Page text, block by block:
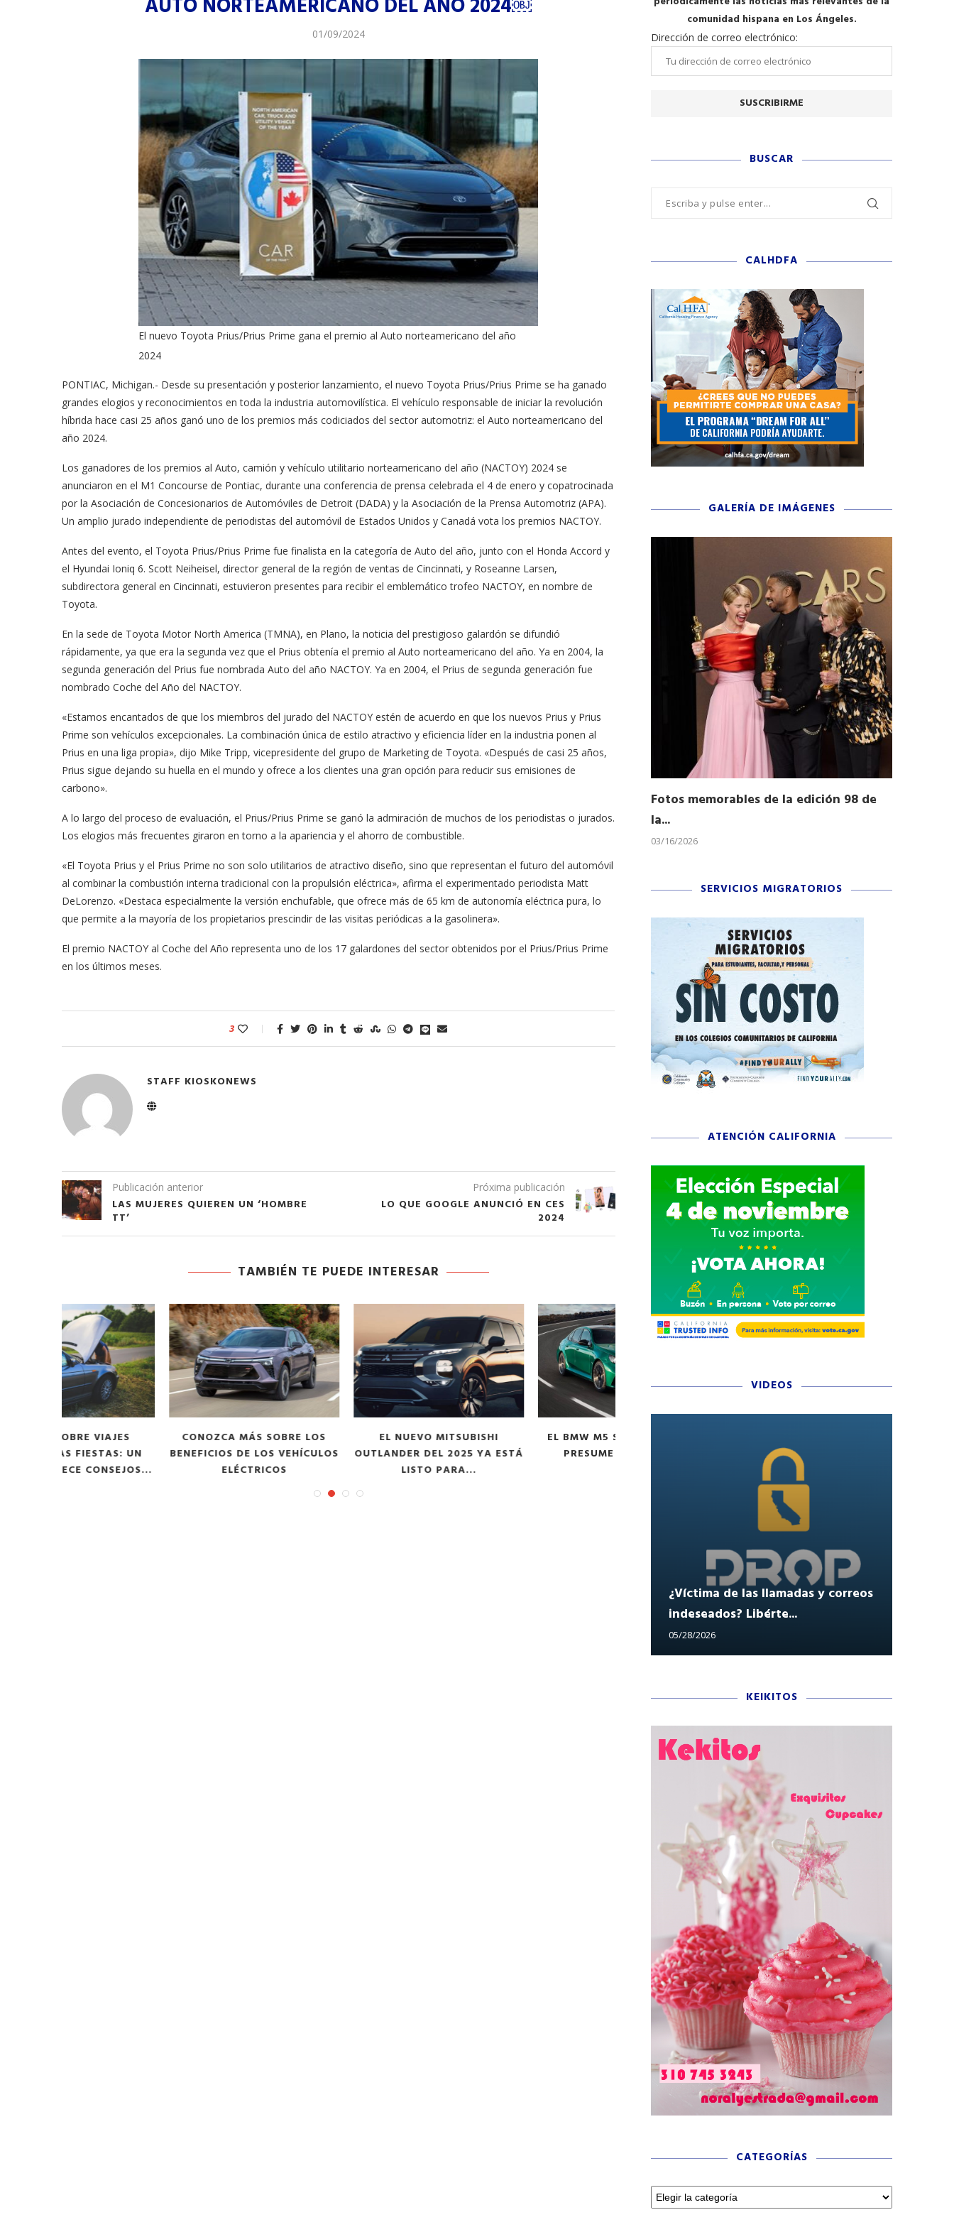
AUTO NORTEAMERICANO DEL AÑO 2024￼
01/09/2024
El nuevo Toyota Prius/Prius Prime gana el premio al Auto norteamericano del año
2024
PONTIAC, Michigan.- Desde su presentación y posterior lanzamiento, el nuevo Toyota Prius/Prius Prime se ha ganado
grandes elogios y reconocimientos en toda la industria automovilística. El vehículo responsable de iniciar la revolución
híbrida hace casi 25 años ganó uno de los premios más codiciados del sector automotriz: el Auto norteamericano del
año 2024.
Los ganadores de los premios al Auto, camión y vehículo utilitario norteamericano del año (NACTOY) 2024 se
anunciaron en el M1 Concourse de Pontiac, durante una conferencia de prensa celebrada el 4 de enero y copatrocinada
por la Asociación de Concesionarios de Automóviles de Detroit (DADA) y la Asociación de la Prensa Automotriz (APA).
Un amplio jurado independiente de periodistas del automóvil de Estados Unidos y Canadá vota los premios NACTOY.
Antes del evento, el Toyota Prius/Prius Prime fue finalista en la categoría de Auto del año, junto con el Honda Accord y
el Hyundai Ioniq 6. Scott Neiheisel, director general de la región de ventas de Cincinnati, y Roseanne Larsen,
subdirectora general en Cincinnati, estuvieron presentes para recibir el emblemático trofeo NACTOY, en nombre de
Toyota.
En la sede de Toyota Motor North America (TMNA), en Plano, la noticia del prestigioso galardón se difundió
rápidamente, ya que era la segunda vez que el Prius obtenía el premio al Auto norteamericano del año. Ya en 2004, la
segunda generación del Prius fue nombrada Auto del año NACTOY. Ya en 2004, el Prius de segunda generación fue
nombrado Coche del Año del NACTOY.
«Estamos encantados de que los miembros del jurado del NACTOY estén de acuerdo en que los nuevos Prius y Prius
Prime son vehículos excepcionales. La combinación única de estilo atractivo y eficiencia líder en la industria ponen al
Prius en una liga propia», dijo Mike Tripp, vicepresidente del grupo de Marketing de Toyota. «Después de casi 25 años,
Prius sigue dejando su huella en el mundo y ofrece a los clientes una gran opción para reducir sus emisiones de
carbono».
A lo largo del proceso de evaluación, el Prius/Prius Prime se ganó la admiración de muchos de los periodistas o jurados.
Los elogios más frecuentes giraron en torno a la apariencia y el ahorro de combustible.
«El Toyota Prius y el Prius Prime no son solo utilitarios de atractivo diseño, sino que representan el futuro del automóvil
al combinar la combustión interna tradicional con la propulsión eléctrica», afirma el experimentado periodista Matt
DeLorenzo. «Destaca especialmente la versión enchufable, que ofrece más de 65 km de autonomía eléctrica pura, lo
que permite a la mayoría de los propietarios prescindir de las visitas periódicas a la gasolinera».
El premio NACTOY al Coche del Año representa uno de los 17 galardones del sector obtenidos por el Prius/Prius Prime
en los últimos meses.
3
STAFF KIOSKONEWS
Publicación anterior
LAS MUJERES QUIEREN UN ‘HOMBRE
TT’
Próxima publicación
LO QUE GOOGLE ANUNCIÓ EN CES
2024
TAMBIÉN TE PUEDE INTERESAR
CONOZCA MÁS SOBRE LOS
BENEFICIOS DE LOS VEHÍCULOS
ELÉCTRICOS
EL NUEVO MITSUBISHI
OUTLANDER DEL 2025 YA ESTÁ
EL BMW M5 SEDÁN DEL 2025
PRESUME POTENCIA￼
SIENDO EL REY DE LOS
comunidad hispana en Los Ángeles.
Dirección de correo electrónico:
BUSCAR
CALHDFA
GALERÍA DE IMÁGENES
alfombra roja...
02/09/2025
11/20/2024
Fotos memorables de la edición 98 de
la...
03/16/2026
SERVICIOS MIGRATORIOS
ATENCIÓN CALIFORNIA
VIDEOS
¿Víctima de las llamadas y correos
indeseados? Libérte...
05/28/2026
KEIKITOS
CATEGORÍAS